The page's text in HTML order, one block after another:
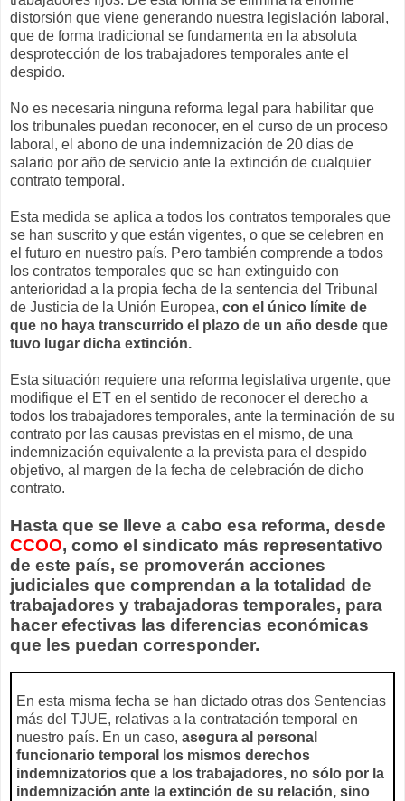
distorsión que viene generando nuestra legislación laboral,
que de forma tradicional se fundamenta en la absoluta
desprotección de los trabajadores temporales ante el
despido.
No es necesaria ninguna reforma legal para habilitar que
los tribunales puedan reconocer, en el curso de un proceso
laboral, el abono de una indemnización de 20 días de
salario por año de servicio ante la extinción de cualquier
contrato temporal.
Esta medida se aplica a todos los contratos temporales que
se han suscrito y que están vigentes, o que se celebren en
el futuro en nuestro país. Pero también comprende a todos
los contratos temporales que se han extinguido con
anterioridad a la propia fecha de la sentencia del Tribunal
de Justicia de la Unión Europea, con el único límite de
que no haya transcurrido el plazo de un año desde que
tuvo lugar dicha extinción.
Esta situación requiere una reforma legislativa urgente, que
modifique el ET en el sentido de reconocer el derecho a
todos los trabajadores temporales, ante la terminación de su
contrato por las causas previstas en el mismo, de una
indemnización equivalente a la prevista para el despido
objetivo, al margen de la fecha de celebración de dicho
contrato.
Hasta que se lleve a cabo esa reforma, desde
CCOO, como el sindicato más representativo
de este país, se promoverán acciones
judiciales que comprendan a la totalidad de
trabajadores y trabajadoras temporales, para
hacer efectivas las diferencias económicas
que les puedan corresponder.
En esta misma fecha se han dictado otras dos Sentencias
más del TJUE, relativas a la contratación temporal en
nuestro país. En un caso,asegura al personal
funcionario temporal los mismos derechos
indemnizatorios que a los trabajadores, no sólo por la
indemnización ante la extinción de su relación, sino